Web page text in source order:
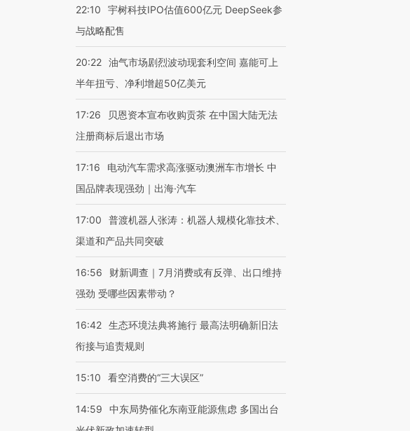
22:10
宇树科技IPO估值600亿元 DeepSeek参
与战略配售
20:22 油气市场剧烈波动现套利空间 嘉能可上
半年扭亏、净利增超50亿美元
17:26
贝恩资本宣布收购贡茶 在中国大陆无法
注册商标后退出市场
17:16
电动汽车需求高涨驱动澳洲车市增长 中
国品牌表现强劲｜出海·汽车
17:00
普渡机器人张涛：机器人规模化靠技术、
渠道和产品共同突破
16:56
财新调查｜7月消费或有反弹、出口维持
强劲 受哪些因素带动？
16:42 生态环境法典将施行 最高法明确新旧法
衔接与追责规则
15:10 看空消费的“三大误区”
14:59
中东局势催化东南亚能源焦虑 多国出台